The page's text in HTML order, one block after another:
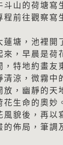
斗山的荷塘寫
前往觀察寫
蓮塘，池裡
，早晨是荷
特地約畫友
涼，微霧中
，幽靜的天
生命的奧妙
貌後，再以
佈局，筆調